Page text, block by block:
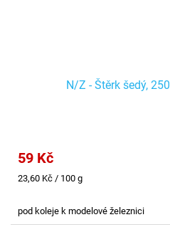
N/Z - Štěrk šedý,
59 Kč
Měrná
23,60 Kč / 100 g
pod koleje k modelové železnici